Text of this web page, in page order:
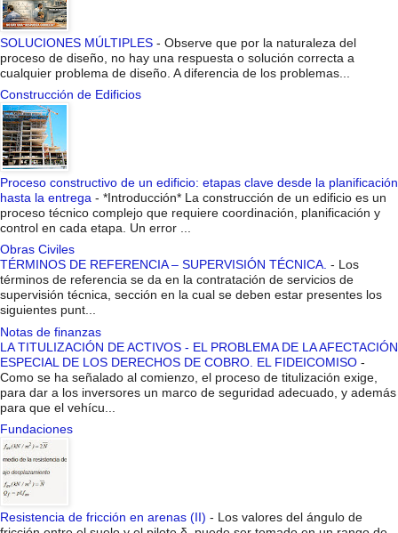
SOLUCIONES MÚLTIPLES - Observe que por la naturaleza del
proceso de diseño, no hay una respuesta o solución correcta a
cualquier problema de diseño. A diferencia de los problemas...
Construcción de Edificios
Proceso constructivo de un edificio: etapas clave desde la planificación
hasta la entrega - *Introducción* La construcción de un edificio es un
proceso técnico complejo que requiere coordinación, planificación y
control en cada etapa. Un error ...
Obras Civiles
TÉRMINOS DE REFERENCIA – SUPERVISIÓN TÉCNICA. - Los
términos de referencia se da en la contratación de servicios de
supervisión técnica, sección en la cual se deben estar presentes los
siguientes punt...
Notas de finanzas
LA TITULIZACIÓN DE ACTIVOS - EL PROBLEMA DE LA AFECTACIÓN
ESPECIAL DE LOS DERECHOS DE COBRO. EL FIDEICOMISO -
Como se ha señalado al comienzo, el proceso de titulización exige,
para dar a los inversores un marco de seguridad adecuado, y además
para que el vehícu...
Fundaciones
Resistencia de fricción en arenas (II) - Los valores del ángulo de